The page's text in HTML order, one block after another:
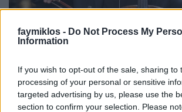
faymiklos - Do Not Process My
Information
If you wish to opt-out of the sale, sharing to
processing of your personal or sensitive
targeted advertising by us, please use the
section to confirm your selection. Please
Mozart nélkül könnyebb
stolzingimalter•2022. október 14.